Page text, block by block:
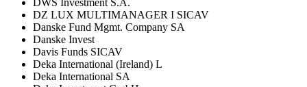
DZ LUX MULTIMANAGER I SICAV
Danske Fund Mgmt. Company SA
Danske Invest
Davis Funds SICAV
Deka International (Ireland) L
Deka International SA